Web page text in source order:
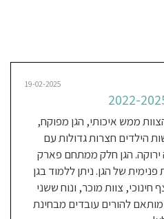
19-02-2025
בגן כבר 3 שנים. הצוות ממש איכותי, הגן מפוקח,
הילדים חצרות גדולות עם
הגן חלק ממתחם פארק
של הגן. ניתן ללמוד בגן
צוות מוכר, ונוח ששני
להורים עובדים מבחינת